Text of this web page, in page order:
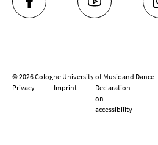
FACEBOOK YOUTUBE
© 2026 Cologne University of Music and Dance
Privacy
Imprint
Declaration
on
accessibility